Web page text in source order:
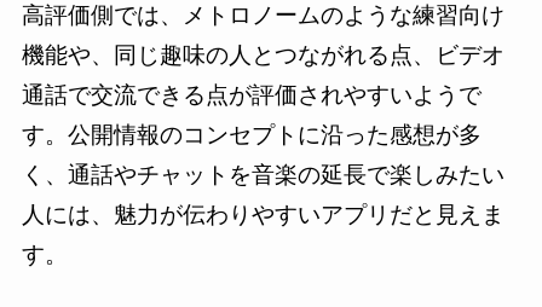
高評価側では、メトロノームのような練習向け
機能や、同じ趣味の人とつながれる点、ビデオ
通話で交流できる点が評価されやすいようで
す。公開情報のコンセプトに沿った感想が多
く、通話やチャットを音楽の延長で楽しみたい
人には、魅力が伝わりやすいアプリだと見えま
す。